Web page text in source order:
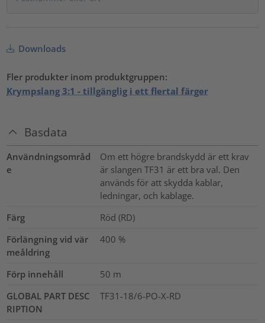
Downloads
Fler produkter inom produktgruppen:
Krympslang 3:1 - tillgänglig i ett flertal färger
Basdata
Användningsområd
e
Om ett högre brandskydd är ett krav
är slangen TF31 är ett bra val. Den
används för att skydda kablar,
ledningar, och kablage.
Färg
Röd (RD)
Förlängning vid vär
meåldring
400 %
Förp innehåll 50 m
GLOBAL PART DESC
RIPTION
TF31-18/6-PO-X-RD